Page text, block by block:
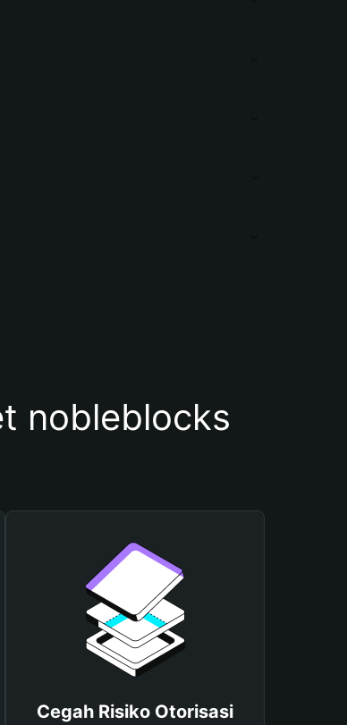
nobleblocks
Cegah Risiko Otorisasi